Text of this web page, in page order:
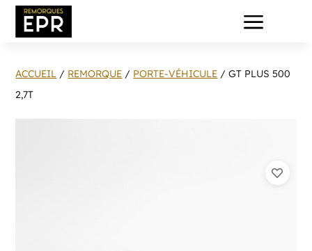
a
ACCUEIL / REMORQUE / PORTE-VÉHICULE / GT PLUS 500
2,7T